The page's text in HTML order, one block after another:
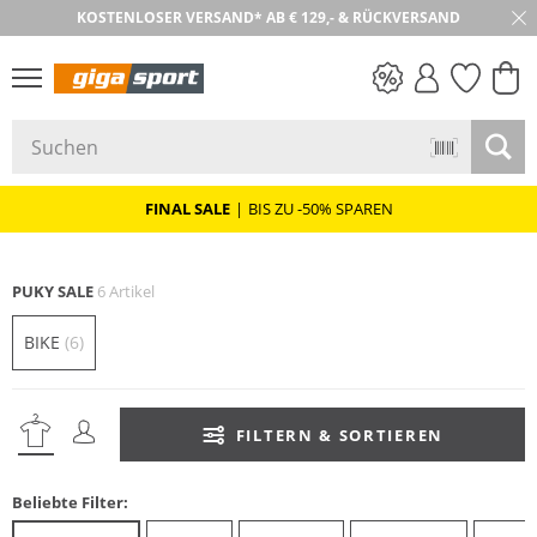
30 TAGE RÜCKGABE
FINAL SALE | BIS ZU -50% SPAREN
PUKY SALE 6 Artikel
BIKE (6)
FILTERN & SORTIEREN
Beliebte Filter: